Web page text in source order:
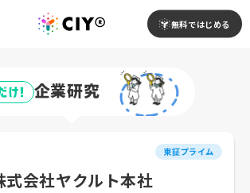
無料ではじめる
け! 企業研究
東証プライム
式会社ヤクルト本社